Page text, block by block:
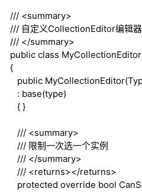
/// <summary>
/// 自定义CollectionEditor编辑器
/// </summary>
public class
{
public
: base(type)
{ }
/// <summary>
/// 限制一次选一个实例
/// </summary>
/// <returns></returns>
protected override bool